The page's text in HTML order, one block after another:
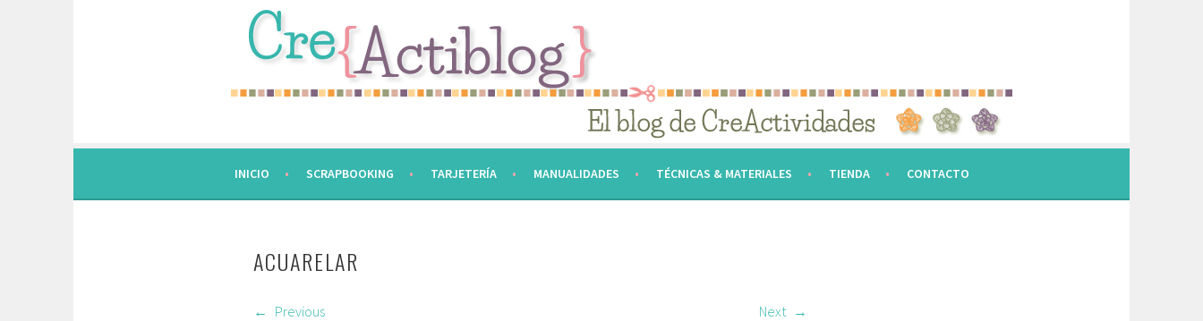
INICIO SCRAPBOOKING TARJETERÍA MANUALIDADES TÉCNICAS & MATERIALES TIENDA CONTACTO
ACUARELAR
Previous Next